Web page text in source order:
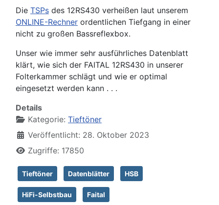
Die TSPs des 12RS430 verheißen laut unserem
ONLINE-Rechner ordentlichen Tiefgang in einer
nicht zu großen Bassreflexbox.
Unser wie immer sehr ausführliches Datenblatt
klärt, wie sich der FAITAL 12RS430 in unserer
Folterkammer schlägt und wie er optimal
eingesetzt werden kann . . .
Details
Kategorie: Tieftöner
Veröffentlicht: 28. Oktober 2023
Zugriffe: 17850
Tieftöner Datenblätter HSB
HiFi-Selbstbau Faital